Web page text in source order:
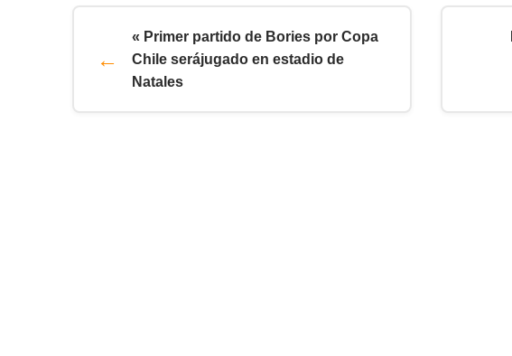
« Primer partido de Bories por Copa
Chile serájugado en estadio de
Natales